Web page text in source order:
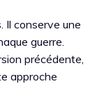
Il conserve une
guerre.
précédente,
approche